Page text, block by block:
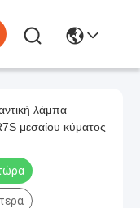
λάμπα
μεσαίου κύματος